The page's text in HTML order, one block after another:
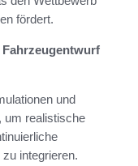
fördert.
und
um realistische
integrieren.